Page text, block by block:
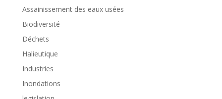
Assainissement des eaux usées
Biodiversité
Déchets
Halieutique
Industries
Inondations